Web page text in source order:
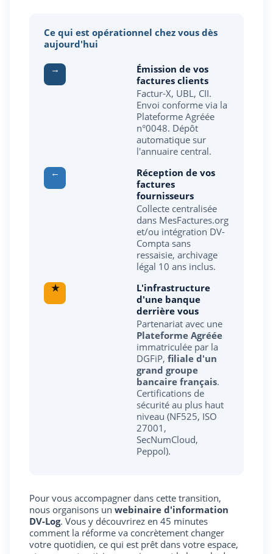
Ce qui est opérationnel chez vous dès
aujourd'hui
→
Émission de vos
factures clients
Factur-X, UBL, CII.
Envoi conforme via la
Plateforme Agréée
n°0048. Dépôt
automatique sur
l'annuaire central.
←
Réception de vos
factures
fournisseurs
Collecte centralisée
dans MesFactures.org
et/ou intégration DV-
Compta sans
ressaisie, archivage
légal 10 ans inclus.
★
L'infrastructure
d'une banque
derrière vous
Partenariat avec une
Plateforme Agréée
immatriculée par la
DGFiP, filiale d'un
grand groupe
bancaire français.
Certifications de
sécurité au plus haut
niveau (NF525, ISO
27001,
SecNumCloud,
Peppol).
Pour vous accompagner dans cette transition,
nous organisons un webinaire d'information
DV-Log. Vous y découvrirez en 45 minutes
comment la réforme va concrètement changer
votre quotidien, ce qui est prêt dans votre espace,